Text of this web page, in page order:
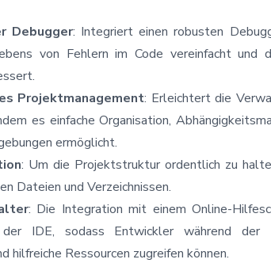
Debugger: Integriert einen robusten
von Fehlern im Code vereinfacht und
Projektmanagement: Erleichtert die
es einfache Organisation,
ermöglicht.
: Um die Projektstruktur ordentlich zu
Dateien und Verzeichnissen.
: Die Integration mit einem Online-
IDE, sodass Entwickler während der
hilfreiche Ressourcen zugreifen können.